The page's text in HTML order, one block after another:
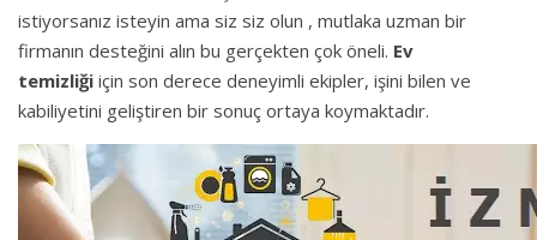
istiyorsanız isteyin ama siz siz olun , mutlaka uzman bir
firmanın desteğini alın bu gerçekten çok öneli. Ev
temizliği için son derece deneyimli ekipler, işini bilen ve
kabiliyetini geliştiren bir sonuç ortaya koymaktadır.